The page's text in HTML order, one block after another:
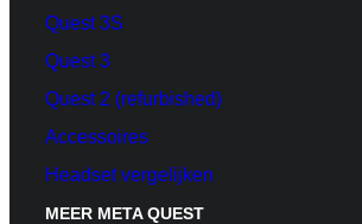
Quest 3S
Quest 3
Quest 2 (refurbished)
Accessoires
Headset vergelijken
MEER META QUEST